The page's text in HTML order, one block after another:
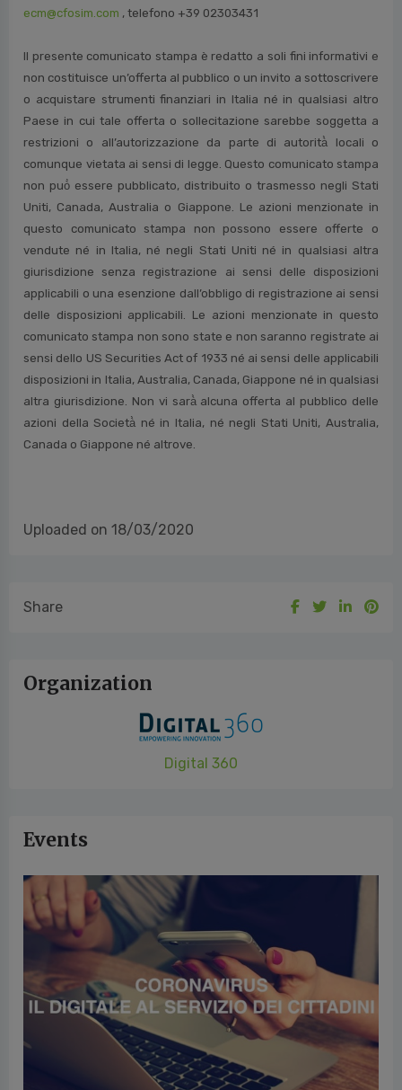
ecm@cfosim.com , telefono +39 02303431
Il presente comunicato stampa è redatto a soli fini informativi e
non costituisce un’offerta al pubblico o un invito a sottoscrivere
o acquistare strumenti finanziari in Italia né in qualsiasi altro
Paese in cui tale offerta o sollecitazione sarebbe soggetta a
restrizioni o all’autorizzazione da parte di autorità̀ locali o
comunque vietata ai sensi di legge. Questo comunicato stampa
non può̀ essere pubblicato, distribuito o trasmesso negli Stati
Uniti, Canada, Australia o Giappone. Le azioni menzionate in
questo comunicato stampa non possono essere offerte o
vendute né in Italia, né negli Stati Uniti né in qualsiasi altra
giurisdizione senza registrazione ai sensi delle disposizioni
applicabili o una esenzione dall’obbligo di registrazione ai sensi
delle disposizioni applicabili. Le azioni menzionate in questo
comunicato stampa non sono state e non saranno registrate ai
sensi dello US Securities Act of 1933 né ai sensi delle applicabili
disposizioni in Italia, Australia, Canada, Giappone né in qualsiasi
altra giurisdizione. Non vi sarà̀ alcuna offerta al pubblico delle
azioni della Società̀ né in Italia, né negli Stati Uniti, Australia,
Canada o Giappone né altrove.
Uploaded on 18/03/2020
Share
Organization
Digital 360
Events